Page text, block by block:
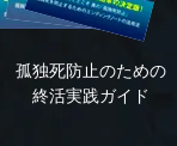
孤独死防止のための
終活実践ガイド